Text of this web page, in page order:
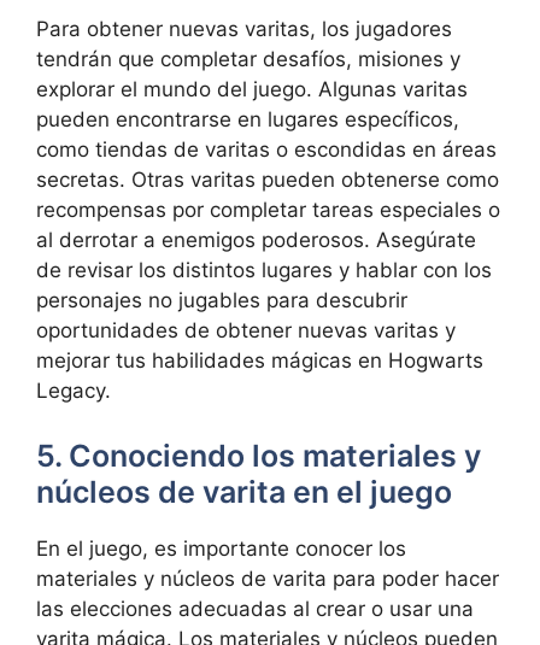
Para obtener nuevas varitas, los jugadores
tendrán que completar desafíos, misiones y
explorar el mundo del juego. Algunas varitas
pueden encontrarse en lugares específicos,
como tiendas de varitas o escondidas en áreas
secretas. Otras varitas pueden obtenerse como
recompensas por completar tareas especiales o
al derrotar a enemigos poderosos. Asegúrate
de revisar los distintos lugares y hablar con los
personajes no jugables para descubrir
oportunidades de obtener nuevas varitas y
mejorar tus habilidades mágicas en Hogwarts
Legacy.
5. Conociendo los materiales y
núcleos de varita en el juego
En el juego, es importante conocer los
materiales y núcleos de varita para poder hacer
las elecciones adecuadas al crear o usar una
varita mágica. Los materiales y núcleos pueden